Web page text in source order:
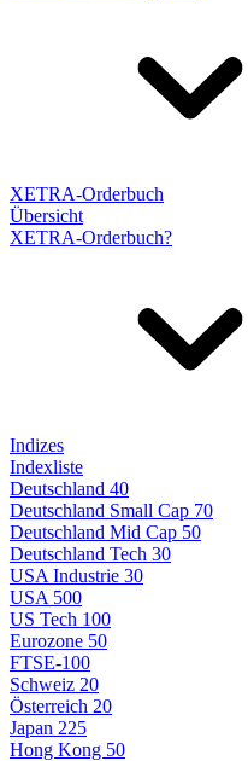
XETRA-Orderbuch
Übersicht
XETRA-Orderbuch?
Indizes
Indexliste
Deutschland 40
Deutschland Small Cap 70
Deutschland Mid Cap 50
Deutschland Tech 30
USA Industrie 30
USA 500
US Tech 100
Eurozone 50
FTSE-100
Schweiz 20
Österreich 20
Japan 225
Hong Kong 50